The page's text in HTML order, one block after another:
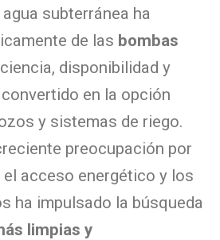
subterránea ha
de las bombas
disponibilidad y
en la opción
y sistemas de riego.
preocupación por
acceso energético y los
ha impulsado la búsqueda
limpias y